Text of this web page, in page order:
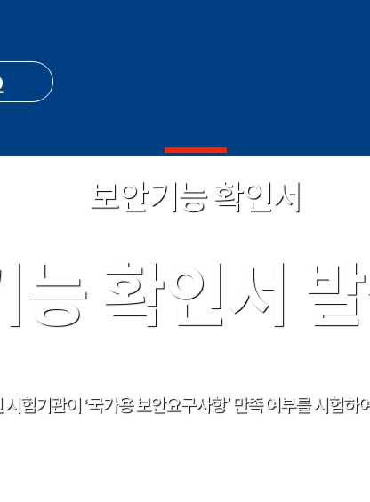
보안기능 확인서
능 확인서
험기관이 ‘국가용 보안요구사항’ 만족 여부를 시험하